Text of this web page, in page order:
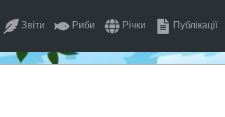
Звіти Риби Річки Публікації